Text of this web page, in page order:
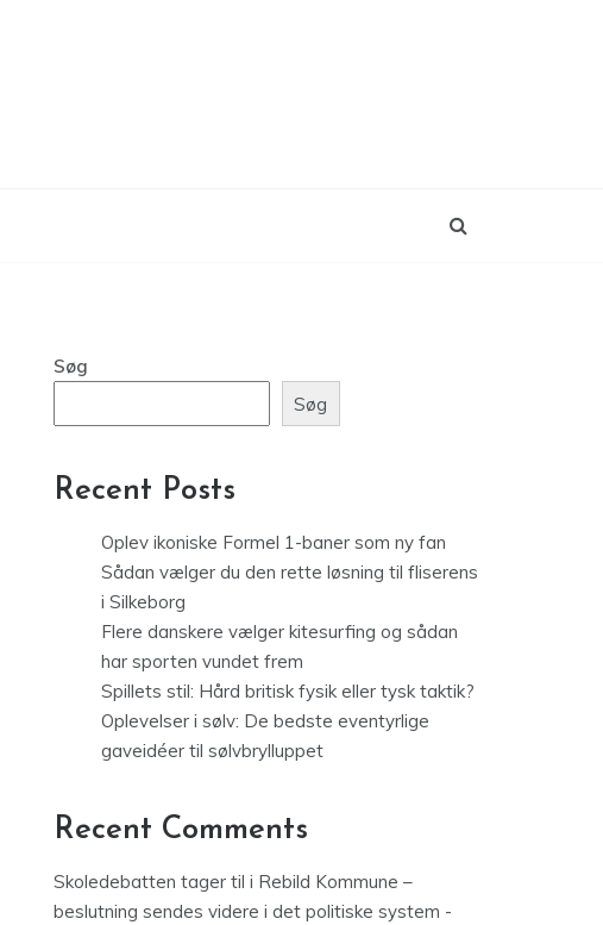
Søg
Søg
Recent Posts
Oplev ikoniske Formel 1-baner som ny fan
Sådan vælger du den rette løsning til fliserens
i Silkeborg
Flere danskere vælger kitesurfing og sådan
har sporten vundet frem
Spillets stil: Hård britisk fysik eller tysk taktik?
Oplevelser i sølv: De bedste eventyrlige
gaveidéer til sølvbrylluppet
Recent Comments
Skoledebatten tager til i Rebild Kommune –
beslutning sendes videre i det politiske system -